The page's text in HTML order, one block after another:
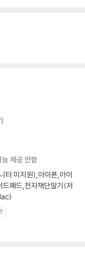
제공 안함
미지원),아이폰,아이
패드,전자책단말기(저